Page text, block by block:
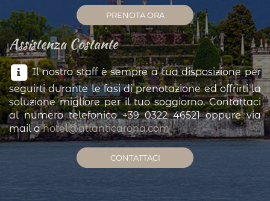
PRENOTA ORA
Assistenza Costante
Il nostro staff è sempre a tua disposizione per
seguirti durante le fasi di prenotazione ed offrirti la
soluzione migliore per il tuo soggiorno. Contattaci
al numero telefonico +39 0322 46521 oppure via
mail ahotel@atlanticarona.com
CONTATTACI